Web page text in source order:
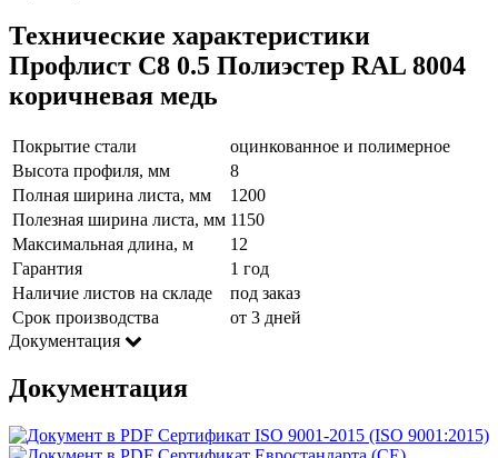
Технические характеристики
Профлист С8 0.5 Полиэстер RAL 8004
коричневая медь
Покрытие стали
оцинкованное и полимерное
Высота профиля, мм
8
Полная ширина листа, мм
1200
Полезная ширина листа, мм 1150
Максимальная длина, м
12
Гарантия
1 год
Наличие листов на складе
под заказ
Срок производства
от 3 дней
Документация
Документация
Сертификат ISO 9001-2015 (ISO 9001:2015)